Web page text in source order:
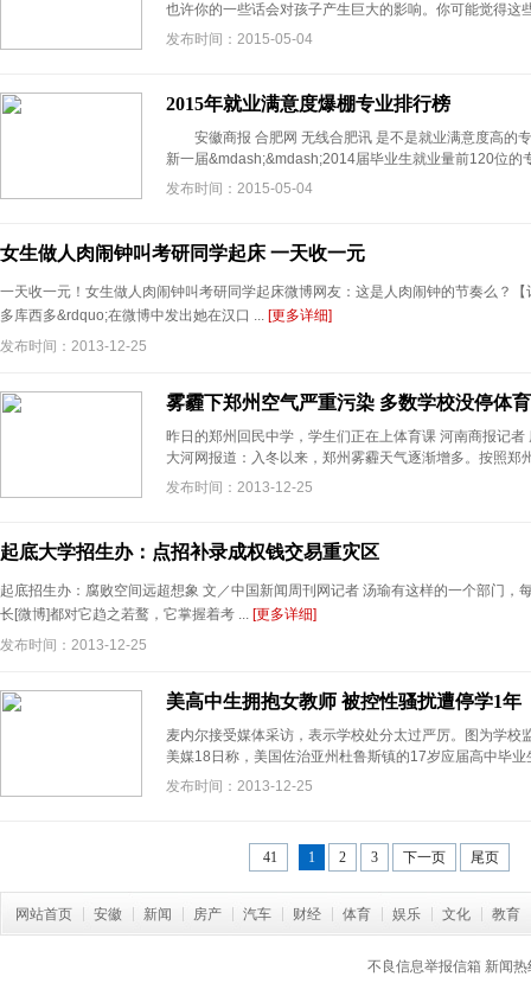
也许你的一些话会对孩子产生巨大的影响。你可能觉得这
发布时间：2015-05-04
2015年就业满意度爆棚专业排行榜
安徽商报 合肥网 无线合肥讯 是不是就业满意度高的
新一届&mdash;&mdash;2014届毕业生就业量前120位的
发布时间：2015-05-04
女生做人肉闹钟叫考研同学起床 一天收一元
一天收一元！女生做人肉闹钟叫考研同学起床微博网友：这是人肉闹钟的节奏么？
多库西多&rdquo;在微博中发出她在汉口 ... [更多详细]
发布时间：2013-12-25
雾霾下郑州空气严重污染 多数学校没停体
昨日的郑州回民中学，学生们正在上体育课 河南商报记
大河网报道：入冬以来，郑州雾霾天气逐渐增多。按照郑
发布时间：2013-12-25
起底大学招生办：点招补录成权钱交易重灾区
起底招生办：腐败空间远超想象 文／中国新闻周刊网记者 汤瑜有这样的一个部门，
长[微博]都对它趋之若鹜，它掌握着考 ... [更多详细]
发布时间：2013-12-25
美高中生拥抱女教师 被控性骚扰遭停学1年
麦内尔接受媒体采访，表示学校处分太过严厉。图为学校
美媒18日称，美国佐治亚州杜鲁斯镇的17岁应届高中毕
发布时间：2013-12-25
41 1 2 3 下一页 尾页
网站首页 安徽 新闻 房产 汽车 财经 体育 娱乐 文化 教育
不良信息举报信箱 新闻